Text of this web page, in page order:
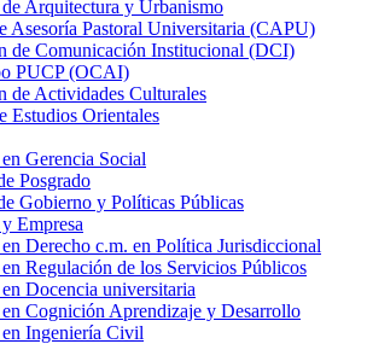
Arquitectura y Urbanismo
Asesoría Pastoral Universitaria (CAPU)
de Comunicación Institucional (DCI)
PUCP (OCAI)
de Actividades Culturales
Estudios Orientales
Gerencia Social
Posgrado
Gobierno y Políticas Públicas
Empresa
Derecho c.m. en Política Jurisdiccional
Regulación de los Servicios Públicos
Docencia universitaria
Cognición Aprendizaje y Desarrollo
Ingeniería Civil